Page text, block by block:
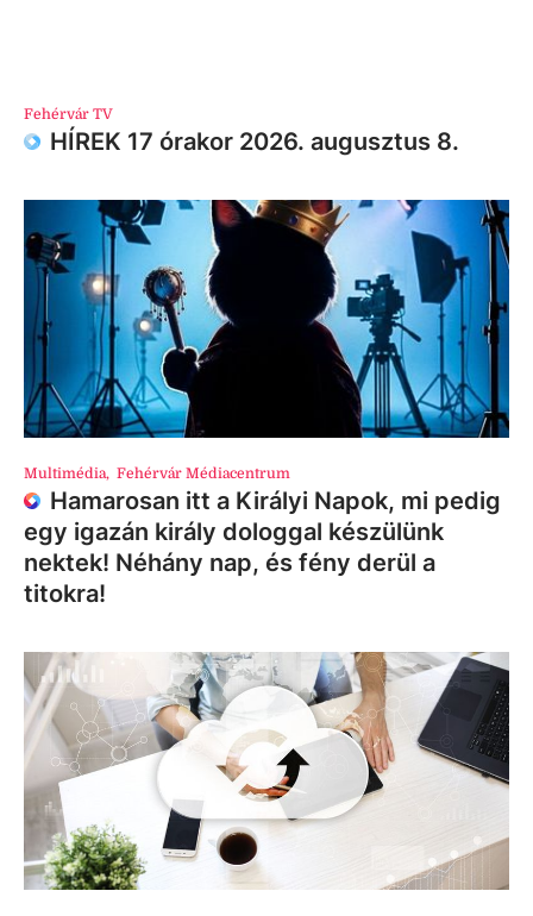
Fehérvár TV
HÍREK 17 órakor 2026. augusztus 8.
Multimédia, Fehérvár Médiacentrum
Hamarosan itt a Királyi Napok, mi pedig
egy igazán király dologgal készülünk
nektek! Néhány nap, és fény derül a
titokra!